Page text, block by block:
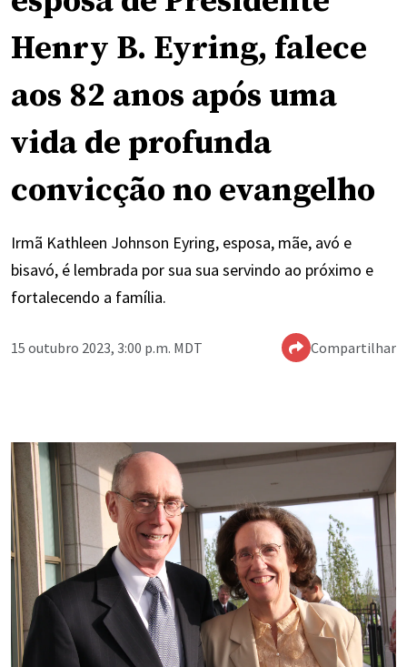
Henry B. Eyring, falece
aos 82 anos após uma
vida de profunda
convicção no evangelho
Irmã Kathleen Johnson Eyring, esposa, mãe, avó e
bisavó, é lembrada por sua sua servindo ao próximo e
fortalecendo a família.
15 outubro 2023, 3:00 p.m. MDT Compartilhar